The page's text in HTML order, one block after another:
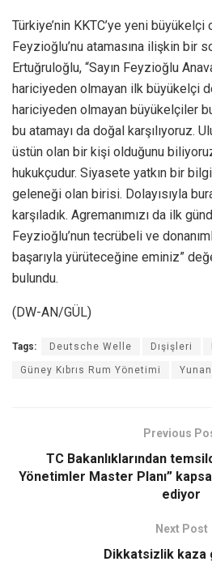
Türkiye’nin KKTC’ye yeni
Feyzioğlu’nu atamasına ilişkin bir
Ertuğruloğlu, “Sayın Feyzioğlu
hariciyeden olmayan ilk büyükelçi
hariciyeden olmayan büyükelçiler
bu atamayı da doğal karşılıyoruz.
üstün olan bir kişi olduğunu
hukukçudur. Siyasete yatkın bir
geleneği olan birisi. Dolayısıyla
karşıladık. Agremanımızı da ilk
Feyzioğlu’nun tecrübeli ve
başarıyla yürüteceğine eminiz”
bulundu.
(DW-AN/GÜL)
Tags: Deutsche Welle Dışişleri
Güney Kıbrıs Rum Yönetimi
Previous
TC Bakanlıklarından
Yönetimler Master Planı”
ediyor
Next Post
Dikkatsizlik kaza